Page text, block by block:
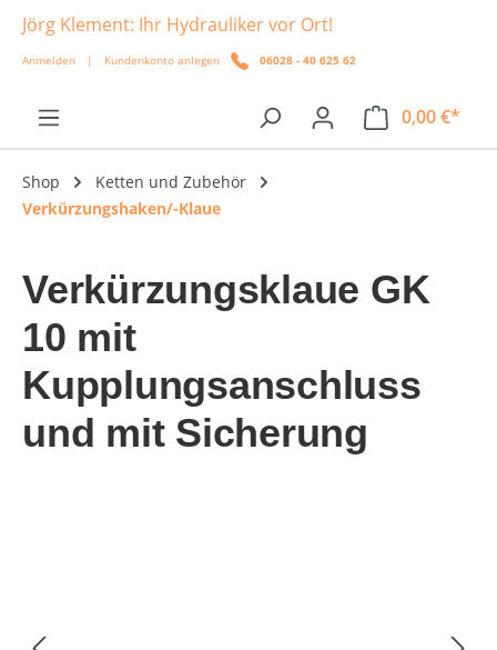
springen
Jörg Klement: Ihr Hydrauliker vor Ort!
Anmelden | Kundenkonto anlegen 06028 - 40 625 62
0,00 €*
Shop
Ketten und Zubehör
Verkürzungshaken/-Klaue
Verkürzungsklaue GK
10 mit
Kupplungsanschluss
und mit Sicherung